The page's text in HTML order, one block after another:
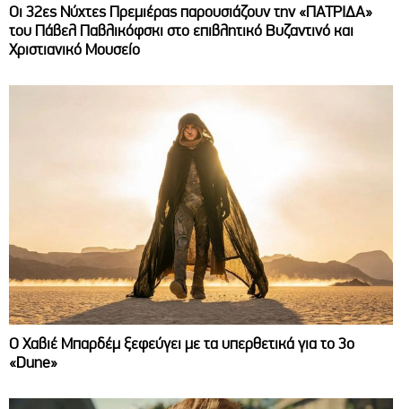
Οι 32ες Νύχτες Πρεμιέρας παρουσιάζουν την «ΠΑΤΡΙΔΑ»
του Πάβελ Παβλικόφσκι στο επιβλητικό Βυζαντινό και
Χριστιανικό Μουσείο
O Χαβιέ Μπαρδέμ ξεφεύγει με τα υπερθετικά για το 3ο
«Dune»